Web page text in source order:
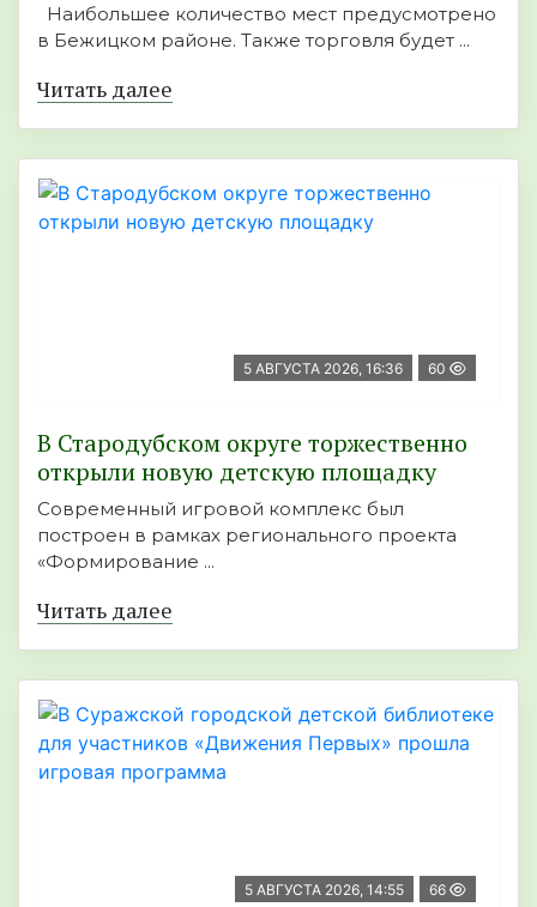
Наибольшее количество мест предусмотрено
в Бежицком районе. Также торговля будет ...
Читать далее
5 АВГУСТА 2026, 16:36 60
В Стародубском округе торжественно
открыли новую детскую площадку
Современный игровой комплекс был
построен в рамках регионального проекта
«Формирование ...
Читать далее
5 АВГУСТА 2026, 14:55 66